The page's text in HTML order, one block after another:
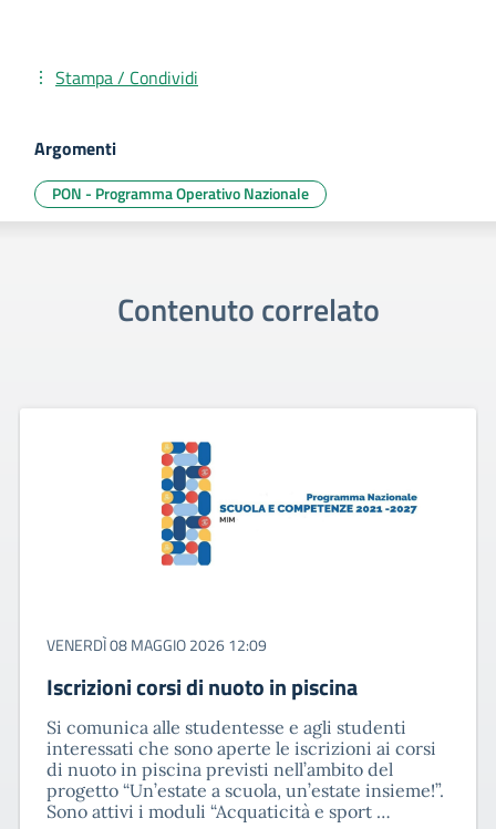
Stampa / Condividi
Argomenti
PON - Programma Operativo Nazionale
Contenuto correlato
VENERDÌ 08 MAGGIO 2026 12:09
Iscrizioni corsi di nuoto in piscina
Si comunica alle studentesse e agli studenti
interessati che sono aperte le iscrizioni ai corsi
di nuoto in piscina previsti nell’ambito del
progetto “Un’estate a scuola, un’estate insieme!”.
Sono attivi i moduli “Acquaticità e sport …